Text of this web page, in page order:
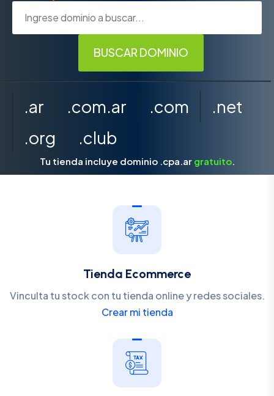
.ar .com.ar .com
.net
.org
.club
Tu tienda incluye dominio .cpa.ar gratuito.
Tienda Ecommerce
Vinculta tu stock con tu tienda online y redes sociales.
Crear mi tienda